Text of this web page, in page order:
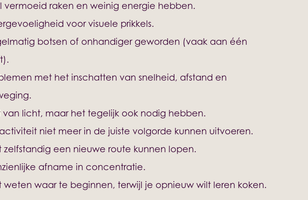
vermoeid raken en weinig energie hebben.
voor visuele prikkels.
botsen of onhandiger geworden (vaak aan één
met het inschatten van snelheid, afstand en
van licht, maar het tegelijk ook nodig hebben.
niet meer in de juiste volgorde kunnen uitvoeren.
zelfstandig een nieuwe route kunnen lopen.
afname in concentratie.
weten waar te beginnen, terwijl je opnieuw wilt leren koken.